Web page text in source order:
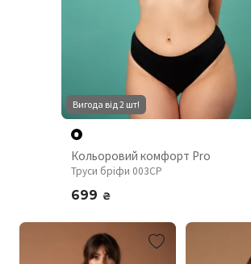
Вигода від 2 шт!
Кольоровий комфорт Pro
Труси бріфи 003CP
699 ₴